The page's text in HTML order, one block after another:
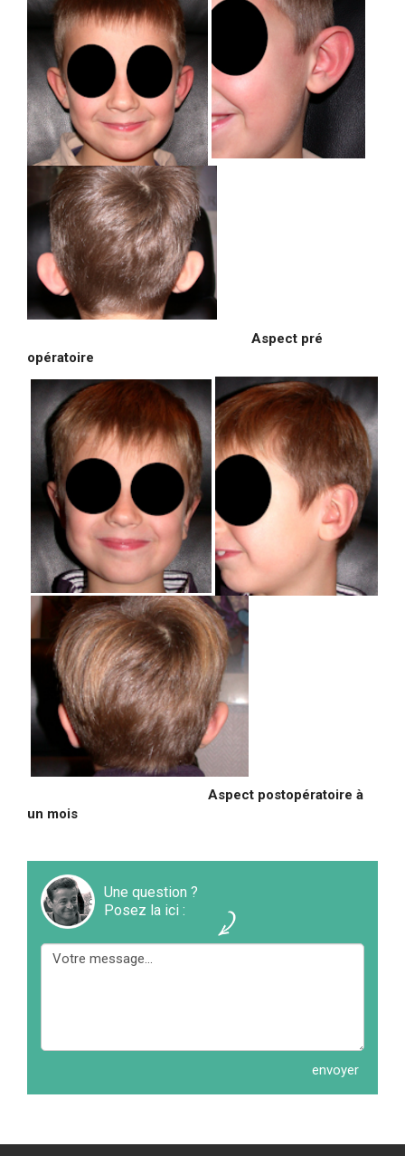
Aspect pré
opératoire
Aspect postopératoire à
un mois
Une question ?
Posez la ici :